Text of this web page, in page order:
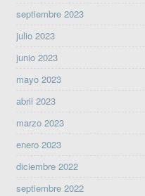
septiembre 2023
julio 2023
junio 2023
mayo 2023
abril 2023
marzo 2023
enero 2023
diciembre 2022
septiembre 2022